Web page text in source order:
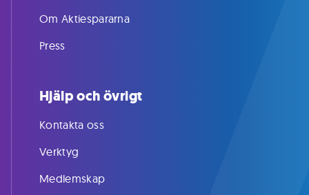
Om Aktiespararna
Press
Hjälp och övrigt
Kontakta oss
Verktyg
Medlemskap